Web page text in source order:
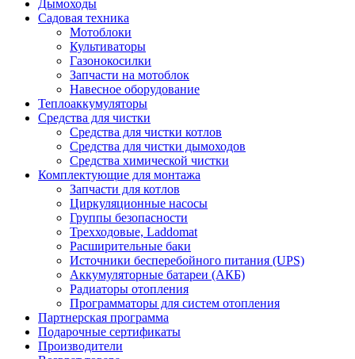
Дымоходы
Садовая техника
Мотоблоки
Культиваторы
Газонокосилки
Запчасти на мотоблок
Навесное оборудование
Теплоаккумуляторы
Средства для чистки
Средства для чистки котлов
Средства для чистки дымоходов
Средства химической чистки
Комплектующие для монтажа
Запчасти для котлов
Циркуляционные насосы
Группы безопасности
Трехходовые, Laddomat
Расширительные баки
Источники бесперебойного питания (UPS)
Аккумуляторные батареи (АКБ)
Радиаторы отопления
Программаторы для систем отопления
Партнерская программа
Подарочные сертификаты
Производители